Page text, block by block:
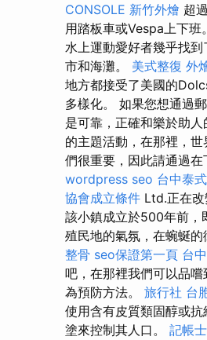
CONSOLE 新竹外燴 超
用踏板車或Vespa上下班
水上運動愛好者幾乎找到
市和海灘。 美式整復 外
地方都接受了美國的
多樣化。 如果您想通過
是可靠，正確和樂於助
的主題活動，在那裡，
們很重要，因此請通過
wordpress seo 台中泰
協會成立條件 Ltd.正在
該小鎮成立於500年前，
殖民地的氣氛，在蜿蜒
整骨 seo保證第一頁 台
吧，在那裡我們可以品
為預防方法。 旅行社 台
使用含有皮質類固醇或抗
塗來控制其人口。 記帳